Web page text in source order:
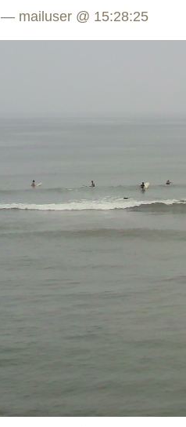
— mailuser @ 15:28:25